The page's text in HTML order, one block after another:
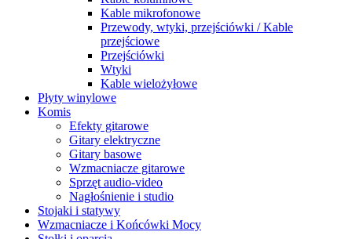
Kable mikrofonowe
Przewody, wtyki, przejściówki / Kable
przejściowe
Przejściówki
Wtyki
Kable wielożyłowe
Płyty winylowe
Komis
Efekty gitarowe
Gitary elektryczne
Gitary basowe
Wzmacniacze gitarowe
Sprzęt audio-video
Nagłośnienie i studio
Stojaki i statywy
Wzmacniacze i Końcówki Mocy